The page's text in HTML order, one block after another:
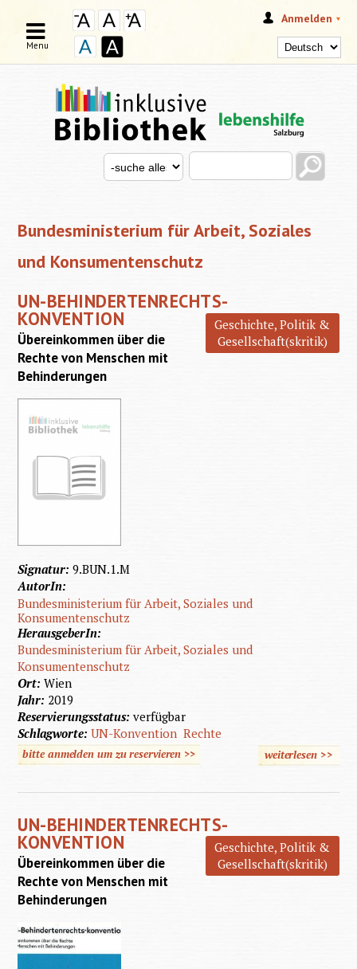
Anmelden
SUCHFORMULAR
Search this site
Search for
Menu
Bundesministerium für Arbeit, Soziales
und Konsumentenschutz
UN-BEHINDERTENRECHTS-
KONVENTION
Geschichte, Politik &
Gesellschaft(skritik)
Übereinkommen über die
Rechte von Menschen mit
Behinderungen
Signatur:9.BUN.1.M
AutorIn:
Bundesministerium für Arbeit, Soziales und
Konsumentenschutz
HerausgeberIn:
Bundesministerium für Arbeit, Soziales und
Konsumentenschutz
Ort:Wien
Jahr: 2019
Reservierungsstatus:verfügbar
Schlagworte:UN-Konvention Rechte
bitte anmelden um zu reservieren >> weiterlesen>>
UN-BEHINDERTENRECHTS-
KONVENTION
Geschichte, Politik &
Gesellschaft(skritik)
Übereinkommen über die
Rechte von Menschen mit
Behinderungen